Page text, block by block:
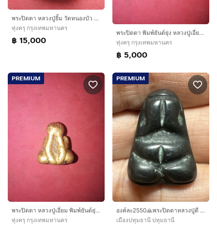
พระปิดตา หลวงปู่ยิ้ม วัดหนองบัว พ่อเฒ่ายิ้ม หลังจารมือ เนื้อผงคลุกรัก มีเส้นผม เนื้อแห้ง เก่า แท้ หายาก สภาพสวยมาก พร้อมกรอบพระ แบบโบราณ
ทุ่งครุ กรุงเทพมหานคร
฿ 15,000
พระปิดตา พิมพ์ยันต์ยุ่ง หลวงปู่เอี่ยม ออกวัดโคนอน ปี2460 เนื้อทองผสม พิมพ์ต้นฉบับสร้างก่อนวัดหนัง สวยงาม คมชัด สภาพสวย เหี่่ยวย่น เก่า เดิมๆ
ทุ่งครุ กรุงเทพมหานคร
฿ 5,000
PREMIUM
พระปิดตา หลวงปู่เอี่ยม พิมพ์ยันต์ยุ่ง ออกวัดโคนอน ปี2460 เนื้อทองผสม พิมพ์ต้นฉบับสร้างก่อนวัดหนัง สวยงาม คมชัด สภาพสวย เหี่่ยวย่น เก่า เดิมๆ
ทุ่งครุ กรุงเทพมหานคร
PREMIUM
องค์ละ2550🙏พระปิดตาหลวงปู่ดี วัดบ้านยาง เนื้อเมฆพัด พิมพ์ข้าวต้มมัด เก่ามีจาร🙏พระปิดตายันต์ยุ่ง เนื้อสัมฤทธิ์ เก่า ไม่ทราบคณาจารย์
เมืองปทุมธานี ปทุมธานี